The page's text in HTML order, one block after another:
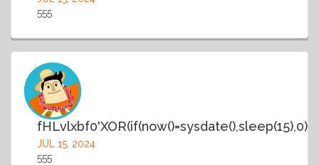
555
JUL 15, 2024
555